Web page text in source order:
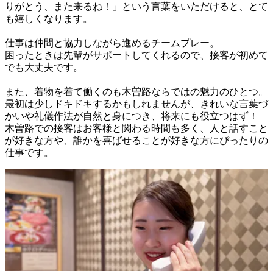
りがとう、また来るね！」という言葉をいただけると、とて
も嬉しくなります。
仕事は仲間と協力しながら進めるチームプレー。
困ったときは先輩がサポートしてくれるので、接客が初めて
でも大丈夫です。
また、着物を着て働くのも木曽路ならではの魅力のひとつ。
最初は少しドキドキするかもしれませんが、きれいな言葉づ
かいや礼儀作法が自然と身につき、将来にも役立つはず！
木曽路での接客はお客様と関わる時間も多く、人と話すこと
が好きな方や、誰かを喜ばせることが好きな方にぴったりの
仕事です。